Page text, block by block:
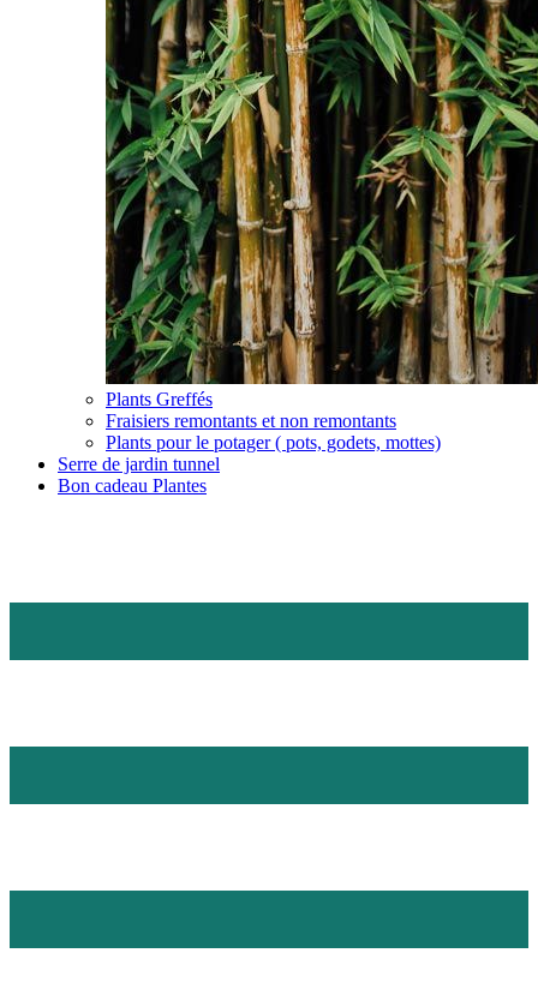
Plants Greffés
Fraisiers remontants et non remontants
Plants pour le potager ( pots, godets, mottes)
Serre de jardin tunnel
Bon cadeau Plantes